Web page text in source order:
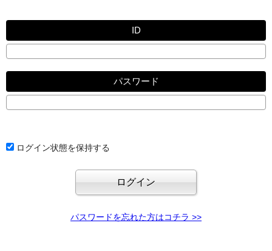
ID
パスワード
ログイン状態を保持する
パスワードを忘れた方はコチラ >>